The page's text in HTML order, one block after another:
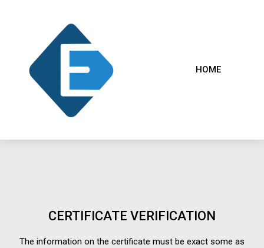
HOME
CERTIFICATE VERIFICATION
The information on the certificate must be exact some as